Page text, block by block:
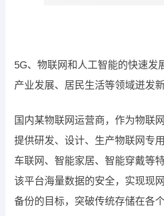
5G、物联网和人工智能的快速发
产业发展、居民生活等领域迸发
国内某物联网运营商，作为物联
提供研发、设计、生产物联网专
车联网、智能家居、智能穿戴等
该平台海量数据的安全，实现现
备份的目标，突破传统存储在各